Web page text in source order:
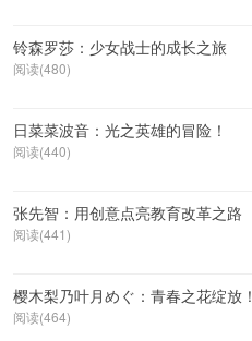
铃森罗莎：少女战士的成长之旅
阅读(480)
日菜菜波音：光之英雄的冒险！
阅读(440)
张先智：用创意点亮教育改革之路
阅读(441)
樱木梨乃叶月めぐ：青春之花绽放！
阅读(464)